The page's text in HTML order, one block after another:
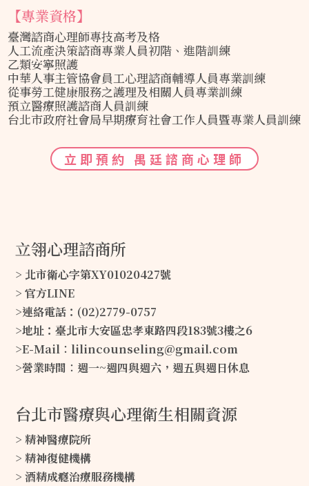
【專業資格】
臺灣諮商心理師專技高考及格
人工流產決策諮商專業人員初階、進階訓練
乙類安寧照護
中華人事主管協會員工心理諮商輔導人員專業訓練
從事勞工健康服務之護理及相關人員專業訓練
預立醫療照護諮商人員訓練
台北市政府社會局早期療育社會工作人員暨專業人員訓練
立即預約 禺廷諮商心理師
立翎心理諮商所
> 北市衛心字第XY01020427號
> 官方LINE
>連絡電話：(02)2779-0757
>地址：臺北市大安區忠孝東路四段183號3樓之6
>E-Mail∶lilincounseling@gmail.com
>營業時間∶週一~週四與週六，週五與週日休息
台北市醫療與心理衛生相關資源
> 精神醫療院所
> 精神復健機構
> 酒精成癮治療服務機構